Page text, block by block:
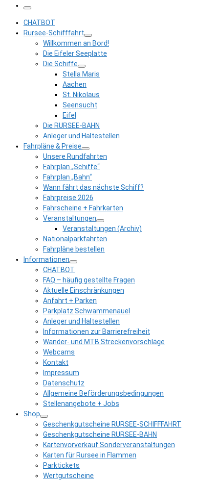
Menü
CHATBOT
Rursee-Schifffahrt
Willkommen an Bord!
Die Eifeler Seeplatte
Die Schiffe
Stella Maris
Aachen
St. Nikolaus
Seensucht
Eifel
Die RURSEE-BAHN
Anleger und Haltestellen
Fahrpläne & Preise
Unsere Rundfahrten
Fahrplan „Schiffe“
Fahrplan „Bahn“
Wann fährt das nächste Schiff?
Fahrpreise 2026
Fahrscheine + Fahrkarten
Veranstaltungen
Veranstaltungen (Archiv)
Nationalparkfahrten
Fahrpläne bestellen
Informationen
CHATBOT
FAQ – häufig gestellte Fragen
Aktuelle Einschränkungen
Anfahrt + Parken
Parkplatz Schwammenauel
Anleger und Haltestellen
Informationen zur Barrierefreiheit
Wander- und MTB Streckenvorschläge
Webcams
Kontakt
Impressum
Datenschutz
Allgemeine Beförderungsbedingungen
Stellenangebote + Jobs
Shop
Geschenkgutscheine RURSEE-SCHIFFFAHRT
Geschenkgutscheine RURSEE-BAHN
Kartenvorverkauf Sonderveranstaltungen
Karten für Rursee in Flammen
Parktickets
Wertgutscheine